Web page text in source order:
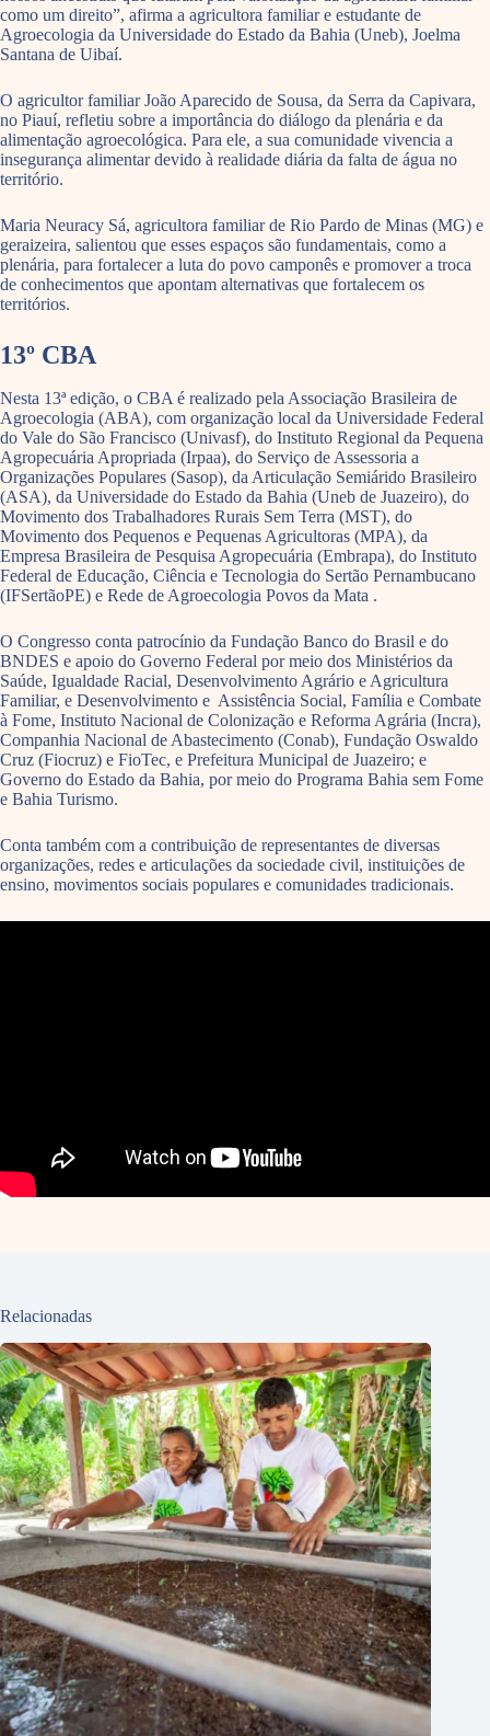
como um direito”, afirma a agricultora familiar e estudante de
Agroecologia da Universidade do Estado da Bahia (Uneb), Joelma
Santana de Uibaí.
O agricultor familiar João Aparecido de Sousa, da Serra da Capivara,
no Piauí, refletiu sobre a importância do diálogo da plenária e da
alimentação agroecológica. Para ele, a sua comunidade vivencia a
insegurança alimentar devido à realidade diária da falta de água no
território.
Maria Neuracy Sá, agricultora familiar de Rio Pardo de Minas (MG) e
geraizeira, salientou que esses espaços são fundamentais, como a
plenária, para fortalecer a luta do povo camponês e promover a troca
de conhecimentos que apontam alternativas que fortalecem os
territórios.
13º CBA
Nesta 13ª edição, o CBA é realizado pela Associação Brasileira de
Agroecologia (ABA), com organização local da Universidade Federal
do Vale do São Francisco (Univasf), do Instituto Regional da Pequena
Agropecuária Apropriada (Irpaa), do Serviço de Assessoria a
Organizações Populares (Sasop), da Articulação Semiárido Brasileiro
(ASA), da Universidade do Estado da Bahia (Uneb de Juazeiro), do
Movimento dos Trabalhadores Rurais Sem Terra (MST), do
Movimento dos Pequenos e Pequenas Agricultoras (MPA), da
Empresa Brasileira de Pesquisa Agropecuária (Embrapa), do Instituto
Federal de Educação, Ciência e Tecnologia do Sertão Pernambucano
(IFSertãoPE) e Rede de Agroecologia Povos da Mata .
O Congresso conta patrocínio da Fundação Banco do Brasil e do
BNDES e apoio do Governo Federal por meio dos Ministérios da
Saúde, Igualdade Racial, Desenvolvimento Agrário e Agricultura
Familiar, e Desenvolvimento e Assistência Social, Família e Combate
à Fome, Instituto Nacional de Colonização e Reforma Agrária (Incra),
Companhia Nacional de Abastecimento (Conab), Fundação Oswaldo
Cruz (Fiocruz) e FioTec, e Prefeitura Municipal de Juazeiro; e
Governo do Estado da Bahia, por meio do Programa Bahia sem Fome
e Bahia Turismo.
Conta também com a contribuição de representantes de diversas
organizações, redes e articulações da sociedade civil, instituições de
ensino, movimentos sociais populares e comunidades tradicionais.
Relacionadas